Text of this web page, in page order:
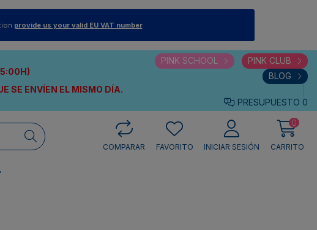
provide us your valid EU VAT number
SE ENVÍEN EL MISMO DÍA.
PINK SCHOOL
PINK CLUB
BLOG
PRESUPUESTO 0
COMPARAR
FAVORITO INICIAR SESIÓN
0
CARRITO